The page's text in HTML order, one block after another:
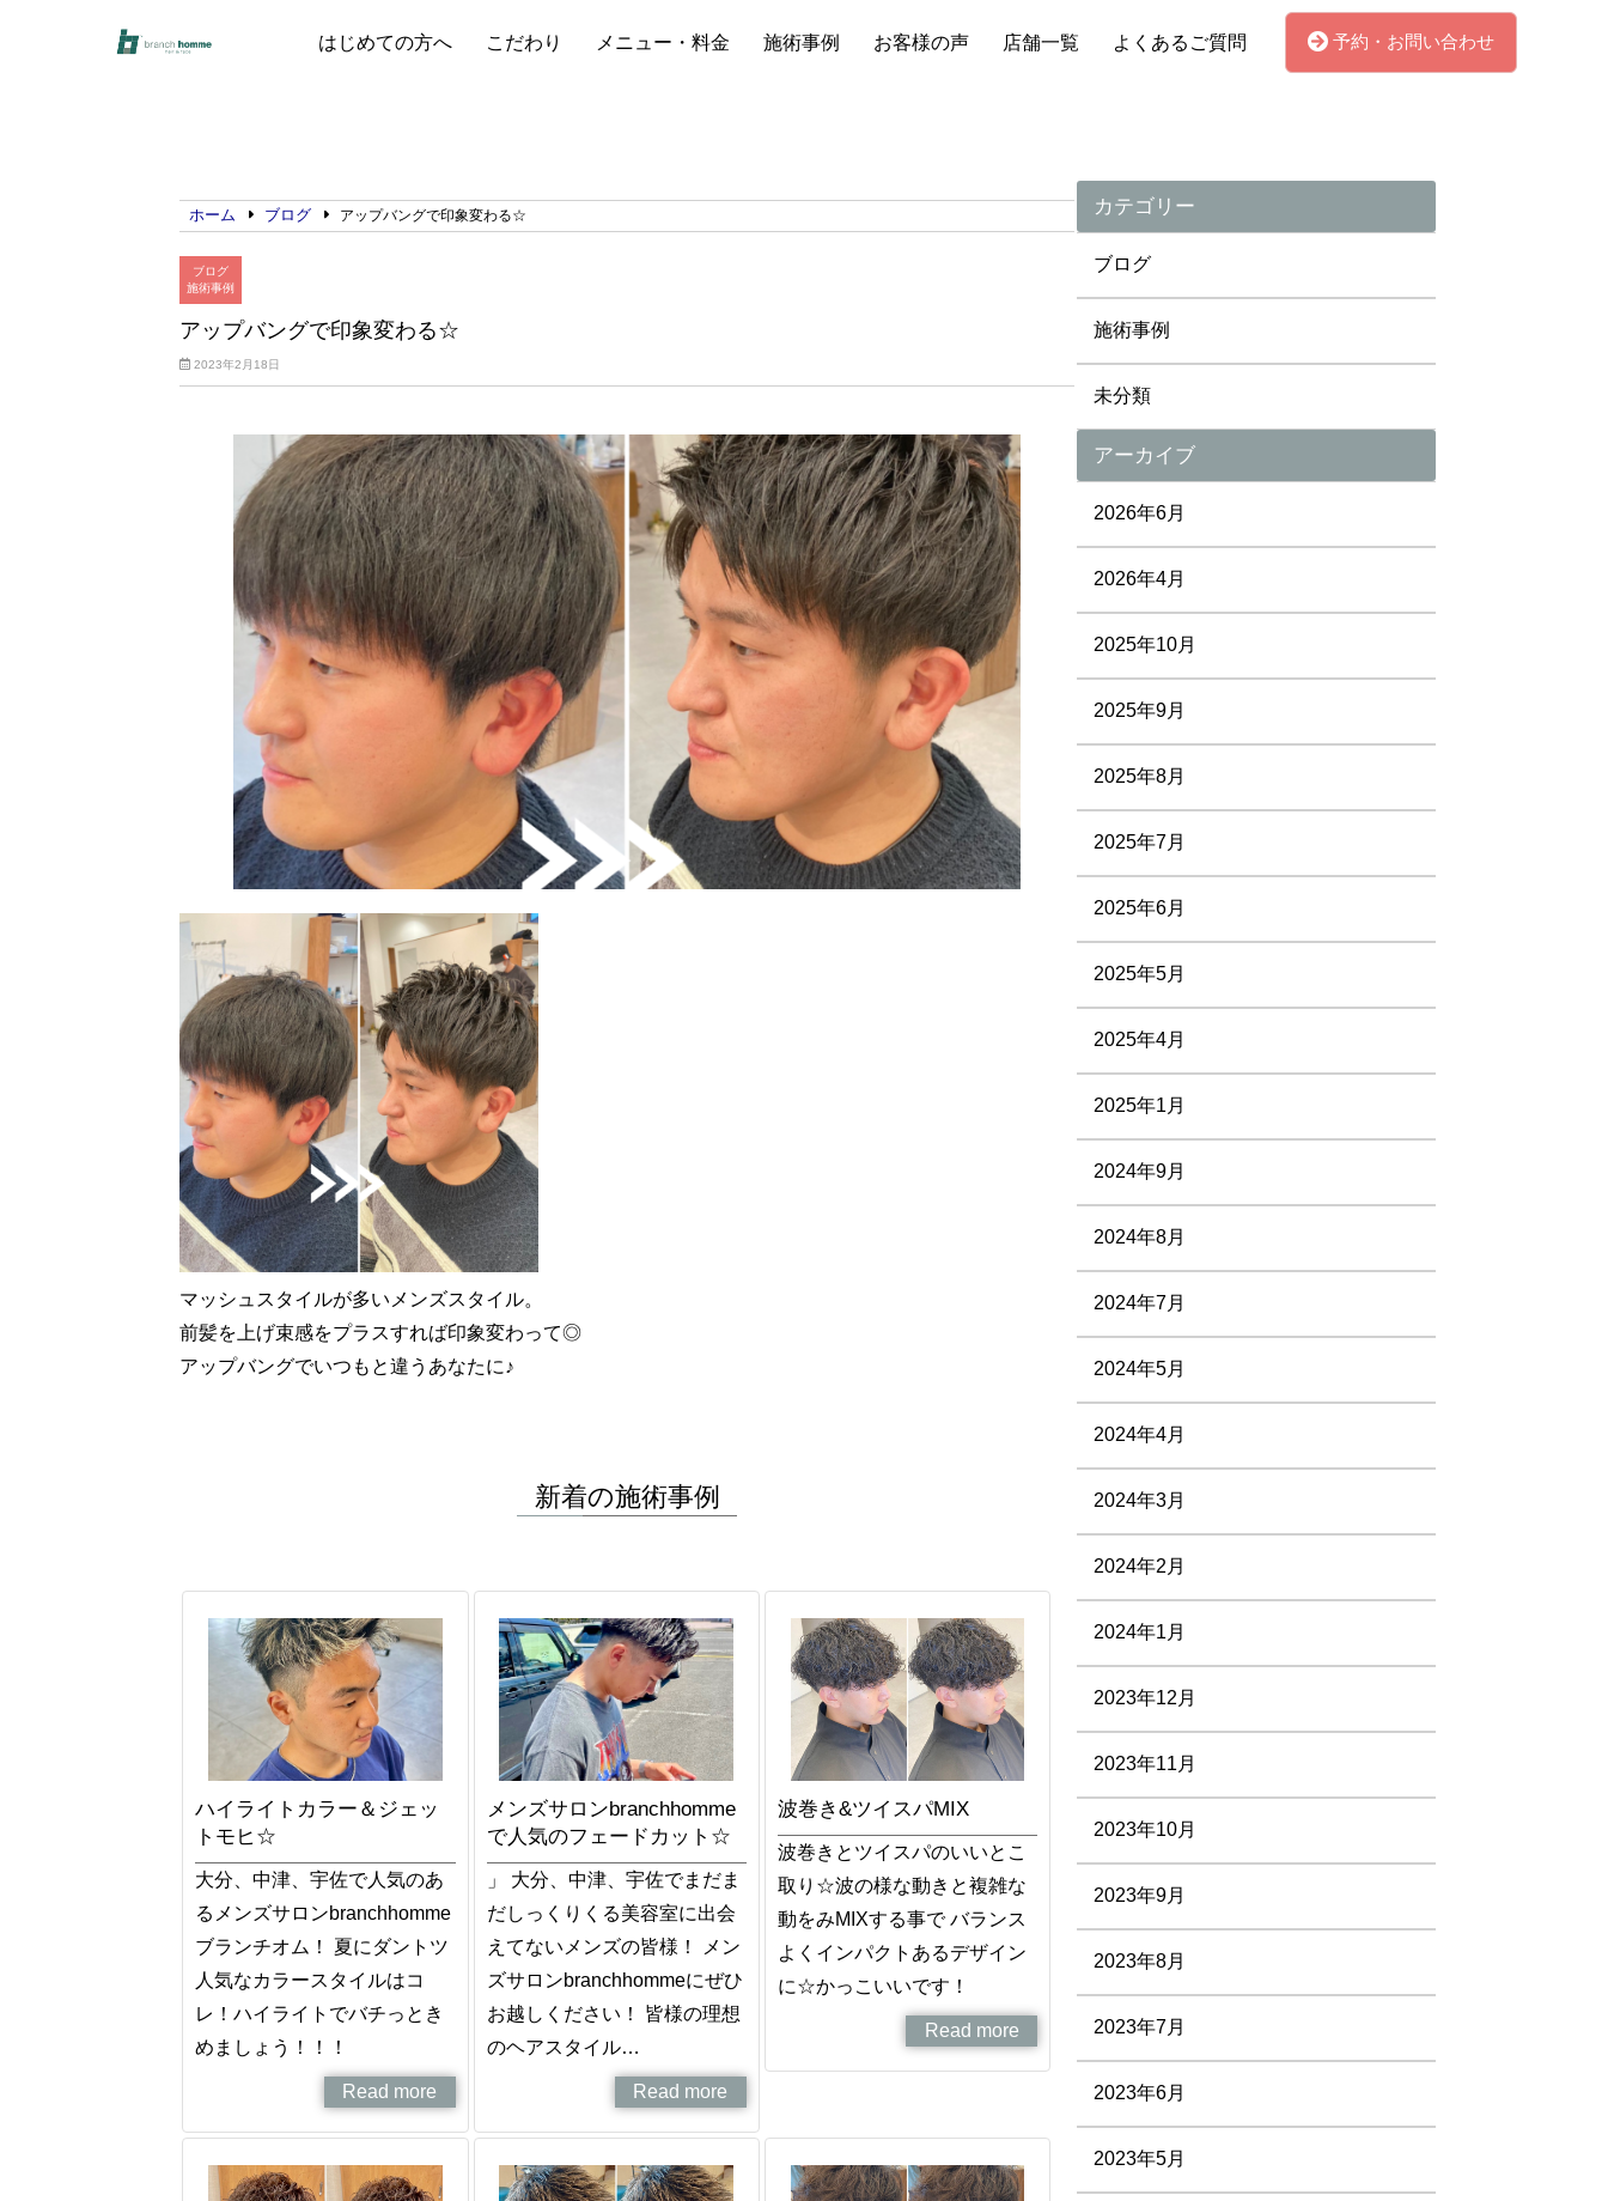
はじめての方へ こだわり メニュー・料金 施術事例 お客様の声 店舗一覧 よくあるご質問 予約・お問い合わせ
ホーム ブログ アップバングで印象変わる☆
ブログ
施術事例
アップバングで印象変わる☆
2023年2月18日
マッシュスタイルが多いメンズスタイル。
前髪を上げ束感をプラスすれば印象変わって◎
アップバングでいつもと違うあなたに♪
新着の施術事例
ハイライトカラー＆ジェッ
トモヒ☆
大分、中津、宇佐で人気のあ
るメンズサロンbranchhomme
ブランチオム！ 夏にダントツ
人気なカラースタイルはコ
レ！ハイライトでバチっとき
めましょう！！！
Read more
メンズサロンbranchhomme
で人気のフェードカット☆
」 大分、中津、宇佐でまだま
だしっくりくる美容室に出会
えてないメンズの皆様！ メン
ズサロンbranchhommeにぜひ
お越しください！ 皆様の理想
のヘアスタイル…
Read more
波巻き&ツイスパMIX
波巻きとツイスパのいいとこ
取り☆波の様な動きと複雑な
動をみMIXする事で バランス
よくインパクトあるデザイン
に☆かっこいいです！
Read more
カテゴリー
ブログ
施術事例
未分類
アーカイブ
2026年6月
2026年4月
2025年10月
2025年9月
2025年8月
2025年7月
2025年6月
2025年5月
2025年4月
2025年1月
2024年9月
2024年8月
2024年7月
2024年5月
2024年4月
2024年3月
2024年2月
2024年1月
2023年12月
2023年11月
2023年10月
2023年9月
2023年8月
2023年7月
2023年6月
2023年5月